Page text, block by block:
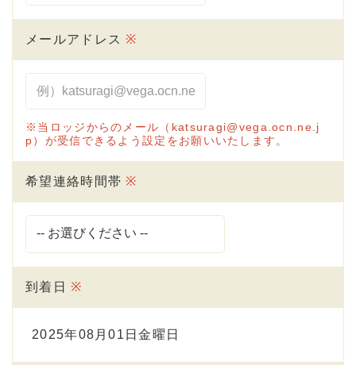
メールアドレス ※
※当ロッジからのメール（katsuragi@vega.ocn.ne.j
p）が受信できるよう設定をお願いいたします。
希望連絡時間帯 ※
到着日 ※
2025年08月01日金曜日